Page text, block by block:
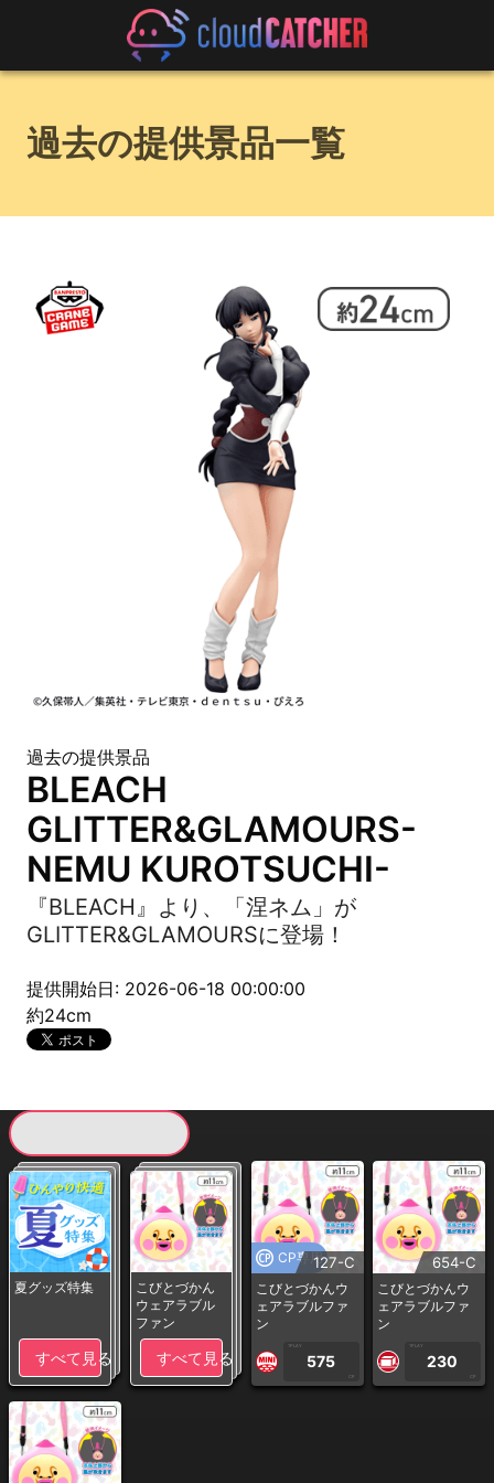
過去の提供景品一覧
過去の提供景品
BLEACH
GLITTER&GLAMOURS-
NEMU KUROTSUCHI-
『BLEACH』より、「涅ネム」が
GLITTER&GLAMOURSに登場！
提供開始日: 2026-06-18 00:00:00
約24cm
夏グッズ特集
すべて見る
こびとづかん
ウェアラブル
ファン
すべて見る
CP専用127-C
こびとづかんウ
ェアラブルファ
ン
1PLAY
575
CP
654-C
こびとづかんウ
ェアラブルファ
ン
1PLAY
230
CP